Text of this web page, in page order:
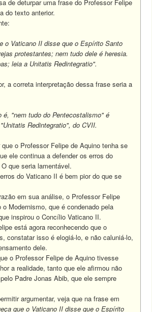
de deturpar uma frase do Professor Felipe
do texto anterior.
o Vaticano II disse que o Espírito Santo
protestantes; nem tudo dele é heresia.
leia a Unitatis Redintegratio".
a correta interpretação dessa frase seria a
é, "nem tudo do Pentecostalismo" é
Redintegratio", do CVII.
o Professor Felipe de Aquino tenha se
ele continua a defender os erros do
que seria lamentável.
do Vaticano II é bem pior do que se
em sua análise, o Professor Felipe
o Modernismo, que é condenado pela
inspirou o Concílio Vaticano II.
está agora reconhecendo que o
constatar isso é elogiá-lo, e não caluniá-lo,
dele.
o Professor Felipe de Aquino tivesse
a realidade, tanto que ele afirmou não
Padre Jonas Abib, que ele sempre
argumentar, veja que na frase em
que o Vaticano II disse que o Espírito